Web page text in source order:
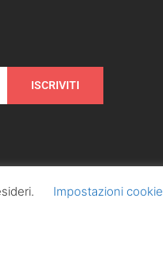
ISCRIVITI
Impostazioni cookie